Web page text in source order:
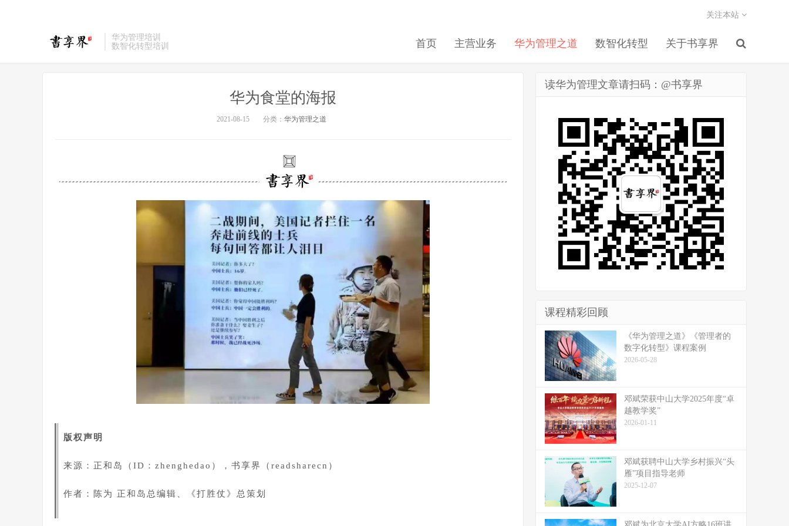
华为管理培训
数智化转型培训
首页 主营业务 华为管理之道 数智化转型 关于书享界
关注本站
华为食堂的海报
2021-08-15 分类： 华为管理之道
版权声明
来源：正和岛（ID：zhenghedao），书享界（readsharecn）
作者：陈为 正和岛总编辑、《打胜仗》总策划
读华为管理文章请扫码：@书享界
课程精彩回顾
《华为管理之道》《管理者的
数字化转型》课程案例
2026-05-28
邓斌荣获中山大学2025年度“卓
越教学奖”
2026-01-11
邓斌获聘中山大学乡村振兴“头
雁”项目指导老师
2025-12-07